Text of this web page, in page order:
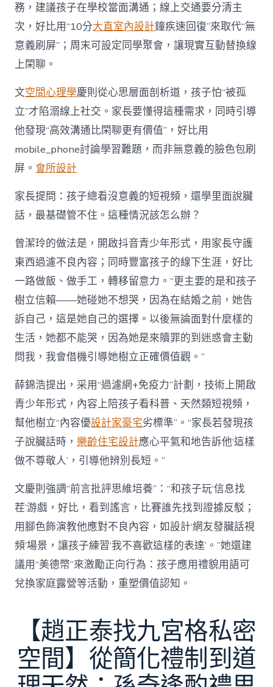
務，建議孩子在學校當面溝通；線上交通要分清主
次，好比用“10分大直室內設計鐘疾速回復”來取代“無
意義刷屏”；周末可設定同學聚會，讓現實互動替換線
上閑聊。
文空間心理學慶則從心思層面剖析道，孩子怕“被孤
立”才陷溺線上社交。家長要懂得這種需求，同時引導
他發現“高效溝通比閑聊更有價值”，好比用
mobile_phone討論學習難題，而非無意義的臉色包刷
屏。會所設計
家長提問：孩子總看沒意義的短視頻，還學里面說臟
話，最基礎管不住。這種情況該怎么辦？
曾潔玲的做法是，開啟抖音青少年形式，用家長守護
東西過濾不良內容；同時豐富孩子的線下生涯，好比
一路做飯、做手工，轉移留意力。“更主要的是和孩子
樹立信賴——她碰她不想哭，因為在結婚之前，她告
訴自己，這是她自己的選擇。以後無論面對什麼樣的
生活，她都不能哭，因為她是來贖罪的到迷惑會主動
問我，我會借機引導她樹立正確價值觀。”
薛錦浩提出，采用“過濾網+免疫力”計劃，技術上開啟
青少年形式，內容上陪孩子看科普、天然類短視頻，
幫他樹立“內容優設計家豪宅劣標準”。“家長若發現孩
子說臟話時，樂齡住宅設計應心平氣和地告訴他‘這樣
做不尊敬人’，引導他辨別長短。”
文慶則強調“前言批評思維培養”：“和孩子玩‘信息找
茬’游戲，好比，看到謠言，比賽誰先找到證據反駁；
用腳色飾演教他應對不良內容，如設計‘網友發臟話視
頻’場景，讓孩子練習‘我不喜歡這樣的表達’。”她還建
議用“美德幣”來激勵正向行為：孩子應用禮貌用語可
兌換家庭露營等活動，重塑價值認知。
【趙正泰找九宮格私密
空間】從簡化禮制到道